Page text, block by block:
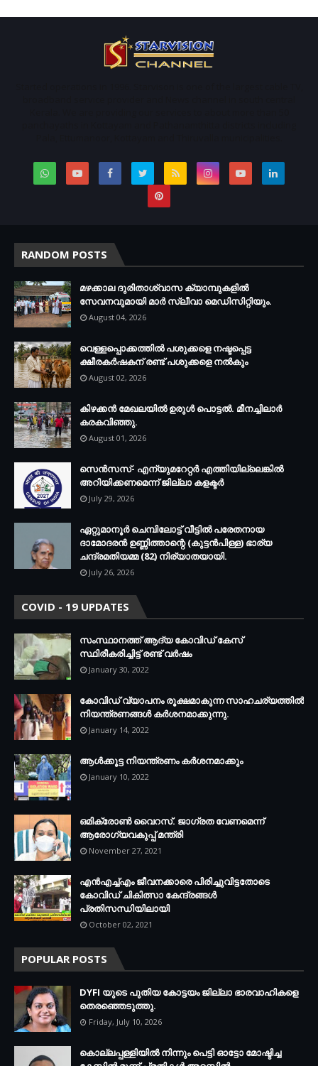
RANDOM POSTS
മഴക്കാല ദുരിതാശ്വാസ ക്യാമ്പുകളിൽ
സേവനവുമായി മാർ സ്ലീവാ മെഡിസിറ്റിയും.
August 04, 2026
വെള്ളപ്പൊക്കത്തില്‍ പശുക്കളെ നഷ്ടപ്പെട്ട
ക്ഷീരകര്‍ഷകന് രണ്ട് പശുക്കളെ നല്‍കും
August 02, 2026
കിഴക്കന്‍ മേഖലയില്‍ ഉരുള്‍ പൊട്ടല്‍. മീനച്ചിലാര്‍
കരകവിഞ്ഞു.
August 01, 2026
സെന്‍സസ്- എന്യുമറേറ്റര്‍ എത്തിയില്ലെങ്കില്‍
അറിയിക്കണമെന്ന് ജില്ലാ കളക്ടര്‍
July 29, 2026
ഏറ്റുമാനൂര്‍ ചെമ്പിലോട്ട് വീട്ടില്‍ പരേതനായ
ദാമോദരന്‍ ഉണ്ണിത്താന്റെ (കുട്ടന്‍പിള്ള) ഭാര്യ
ചന്ദ്രമതിയമ്മ (82) നിര്യാതയായി.
July 26, 2026
COVID - 19 UPDATES
സംസ്ഥാനത്ത് ആദ്യ കോവിഡ് കേസ്
സ്ഥിരീകരിച്ചിട്ട് രണ്ട് വര്‍ഷം
January 30, 2022
കോവിഡ് വ്യാപനം രൂക്ഷമാകുന്ന സാഹചര്യത്തില്‍
നിയന്ത്രണങ്ങള്‍ കര്‍ശനമാക്കുന്നു.
January 14, 2022
ആള്‍ക്കൂട്ട നിയന്ത്രണം കര്‍ശനമാക്കും
January 10, 2022
ഒമിക്രോണ്‍ വൈറസ്. ജാഗ്രത വേണമെന്ന്
ആരോഗ്യവകുപ്പ് മന്ത്രി
November 27, 2021
എന്‍എച്ച്എം ജീവനക്കാരെ പിരിച്ചുവിട്ടതോടെ
കോവിഡ് ചികിത്സാ കേന്ദ്രങ്ങള്‍
പ്രതിസന്ധിയിലായി
October 02, 2021
POPULAR POSTS
DYFI യുടെ പുതിയ കോട്ടയം ജില്ലാ ഭാരവാഹികളെ
തെരഞ്ഞെടുത്തു.
Friday, July 10, 2026
കൊല്ലപ്പള്ളിയില്‍ നിന്നും പെട്ടി ഓട്ടോ മോഷ്ടിച്ച